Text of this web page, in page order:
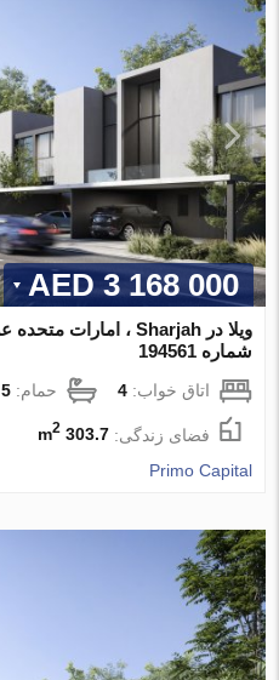
3 168 000 AED
شماره 194561
اتاق خواب:4 حمام:5
فضای زندگی:303.7 m
2
Primo Capital